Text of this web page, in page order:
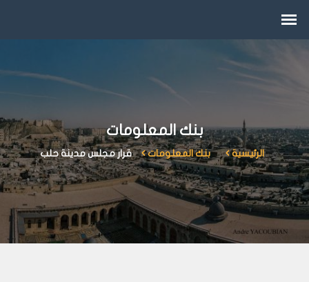
بنك المعلومات
الرئيسية بنك المعلومات قرار مجلس مدينة حلب